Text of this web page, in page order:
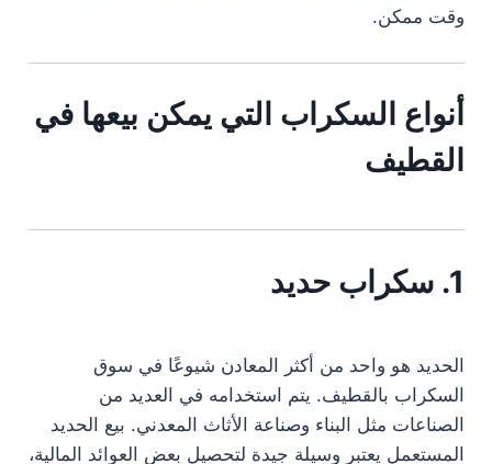
وقت ممكن.
أنواع السكراب التي يمكن بيعها في
القطيف
1. سكراب حديد
الحديد هو واحد من أكثر المعادن شيوعًا في سوق
السكراب بالقطيف. يتم استخدامه في العديد من
الصناعات مثل البناء وصناعة الأثاث المعدني. بيع الحديد
المستعمل يعتبر وسيلة جيدة لتحصيل بعض العوائد المالية،